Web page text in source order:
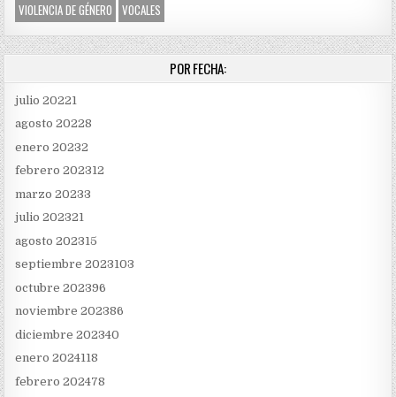
VIOLENCIA DE GÉNERO
VOCALES
POR FECHA:
julio 20221
agosto 20228
enero 20232
febrero 202312
marzo 20233
julio 202321
agosto 202315
septiembre 2023103
octubre 202396
noviembre 202386
diciembre 202340
enero 2024118
febrero 202478